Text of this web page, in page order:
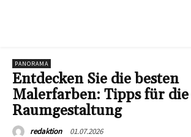
PANORAMA
Entdecken Sie die besten
Malerfarben: Tipps für
Raumgestaltung
redaktion 01.07.2026